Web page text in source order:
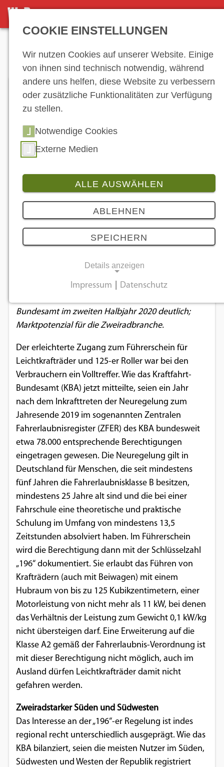
DETAILSEITE
Die 125-er Klasse erlebte 2020 durch den
regelrechten Boom. (© Motron/KSR Group)
KBA vermeldet Run auf 125-er
Fahrerlaubnis
18.02.2021
Die Zahl der sogenannten „196-er“ im Zentralen
Bundesamt im zweiten Halbjahr 2020 deutlich;
Marktpotenzial für die Zweiradbranche.
Der erleichterte Zugang zum Führerschein für
Leichtkrafträder und 125-er Roller war bei den
Verbrauchern ein Volltreffer. Wie das Kraftfahrt-
Bundesamt (KBA) jetzt mitteilte, seien ein Jahr
nach dem Inkrafttreten der Neuregelung zum
Jahresende 2019 im sogenannten Zentralen
Fahrerlaubnisregister (ZFER) des KBA bundesweit
etwa 78.000 entsprechende Berechtigungen
eingetragen gewesen. Die Neuregelung gilt in
Deutschland für Menschen, die seit mindestens
fünf Jahren die Fahrerlaubnisklasse B besitzen,
mindestens 25 Jahre alt sind und die bei einer
Fahrschule eine theoretische und praktische
Schulung im Umfang von mindestens 13,5
Zeitstunden absolviert haben. Im Führerschein
wird die Berechtigung dann mit der Schlüsselzahl
„196“ dokumentiert. Sie erlaubt das Führen von
Krafträdern (auch mit Beiwagen) mit einem
Hubraum von bis zu 125 Kubikzentimetern, einer
Motorleistung von nicht mehr als 11 kW, bei denen
das Verhältnis der Leistung zum Gewicht 0,1 kW/kg
nicht übersteigen darf. Eine Erweiterung auf die
Klasse A2 gemäß der Fahrerlaubnis-Verordnung ist
mit dieser Berechtigung nicht möglich, auch im
Ausland dürfen Leichtkrafträder damit nicht
gefahren werden.
Zweiradstarker Süden und Südwesten
Das Interesse an der „196“-er Regelung ist indes
regional recht unterschiedlich ausgeprägt. Wie das
KBA bilanziert, seien die meisten Nutzer im Süden,
Südwesten und Westen der Republik registriert
COOKIE EINSTELLUNGEN
Wir nutzen Cookies auf unserer Website. Einige
von ihnen sind technisch notwendig, während
andere uns helfen, diese Website zu verbessern
oder zusätzliche Funktionalitäten zur Verfügung
zu stellen.
Notwendige Cookies
Externe Medien
ALLE AUSWÄHLEN
ABLEHNEN
SPEICHERN
Details anzeigen
Notwendige Cookies ermöglichen
grundlegende Funktionen und sind für die
Name:
cookie_consent
Dieser Cookie speichert die ausgewählten
Einverständnis-Optionen des Benutzers
Cookie Laufzeit:
1 Jahr
EXTERNE MEDIEN
Um Inhalte von Videoplattformen und
Social Media Plattformen anzeigen zu
können, werden von diesen externen
Medien Cookies gesetzt.
YouTube
Vimeo
Google Maps
Anbieter:
Google
Impressum Datenschutz